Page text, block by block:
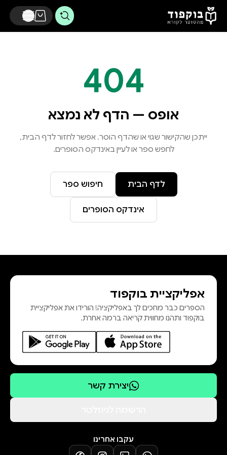
דלג לתוכן הראשי
404
אופס — הדף לא נמצא
ייתכן שהקישור שגוי או שהדף הוסר. אפשר לחזור לדף הבית,
לחפש ספר או לעיין באינדקס הסופרים.
לדף הבית חיפוש ספר
אינדקס הסופרים
אפליקציית בוקפוד
הספרים כבר מחכים לך באפליקציה! הורידו את אפליקציית
בוקפוד ותהנו מחווית קריאה ברמה אחרת.
יצירת קשר
עקבו אחרינו